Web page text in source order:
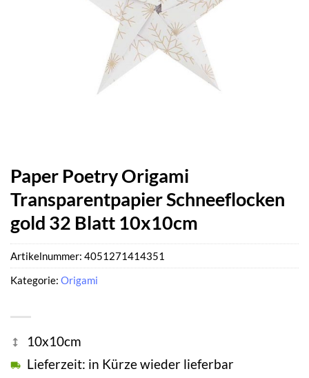
Paper Poetry Origami
Transparentpapier Schneeflocken
gold 32 Blatt 10x10cm
10x10cm
Lieferzeit: in Kürze wieder lieferbar
Artikelnummer: 4051271414351
Kategorie: Origami